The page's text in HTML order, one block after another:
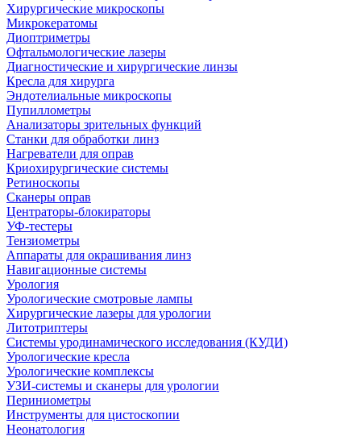
Хирургические микроскопы
Микрокератомы
Диоптриметры
Офтальмологические лазеры
Диагностические и хирургические линзы
Кресла для хирурга
Эндотелиальные микроскопы
Пупиллометры
Анализаторы зрительных функций
Станки для обработки линз
Нагреватели для оправ
Криохирургические системы
Ретиноскопы
Сканеры оправ
Центраторы-блокираторы
УФ-тестеры
Тензиометры
Аппараты для окрашивания линз
Навигационные системы
Урология
Урологические смотровые лампы
Хирургические лазеры для урологии
Литотриптеры
Системы уродинамического исследования (КУДИ)
Урологические кресла
Урологические комплексы
УЗИ-системы и сканеры для урологии
Периниометры
Инструменты для цистоскопии
Неонатология